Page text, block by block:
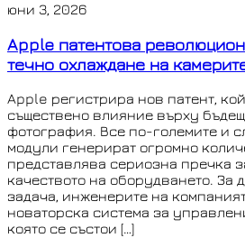
юни 3, 2026
Apple патентова
течно охлаждане на
Apple регистрира нов патент,
съществено влияние върху
фотография. Все по-големите и
модули генерират огромно
представлява сериозна пречка
качеството на оборудването. За
задача, инженерите на
новаторска система за
която се състои […]